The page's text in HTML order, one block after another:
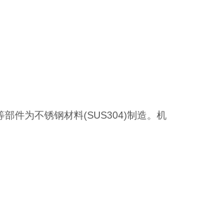
件为不锈钢材料(SUS304)制造。机